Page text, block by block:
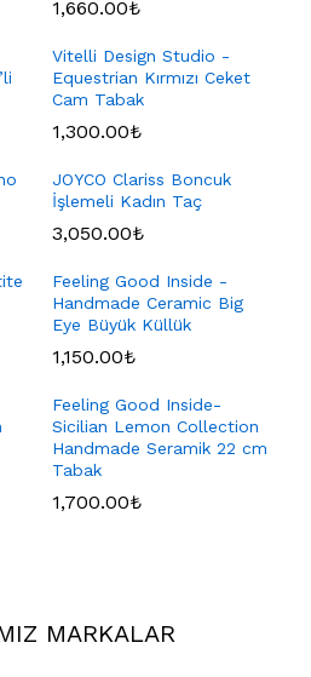
1,660.00₺
Vitelli Design Studio -
Equestrian Kırmızı Ceket
Cam Tabak
1,300.00₺
JOYCO Clariss Boncuk
İşlemeli Kadın Taç
3,050.00₺
Feeling Good Inside -
Handmade Ceramic Big
Eye Büyük Küllük
1,150.00₺
Feeling Good Inside-
Sicilian Lemon Collection
Handmade Seramik 22 cm
Tabak
1,700.00₺
MARKALAR